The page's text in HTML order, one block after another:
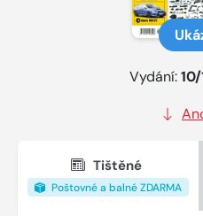
Vydání:
Tištěné
Poštovné a balné ZDARMA